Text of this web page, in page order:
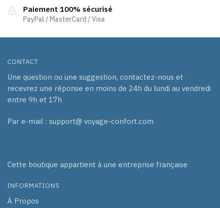
la
page
Paiement 100% sécurisé
PayPal / MasterCard / Visa
CONTACT
Une question ou une suggestion, contactez-nous et
recevrez une réponse en moins de 24h du lundi au vendredi
entre 9h et 17h
Par e-mail : support@ voyage-confort.com
Cette boutique appartient à une entreprise française
INFORMATIONS
À Propos